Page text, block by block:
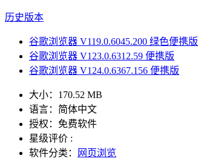
历史版本
谷歌浏览器 V119.0.6045.200 绿色便携版
谷歌浏览器 V123.0.6312.59 便携版
谷歌浏览器 V124.0.6367.156 便携版
大小： 170.52 MB
语言： 简体中文
授权： 免费软件
星级评价 :
软件分类：
网页浏览